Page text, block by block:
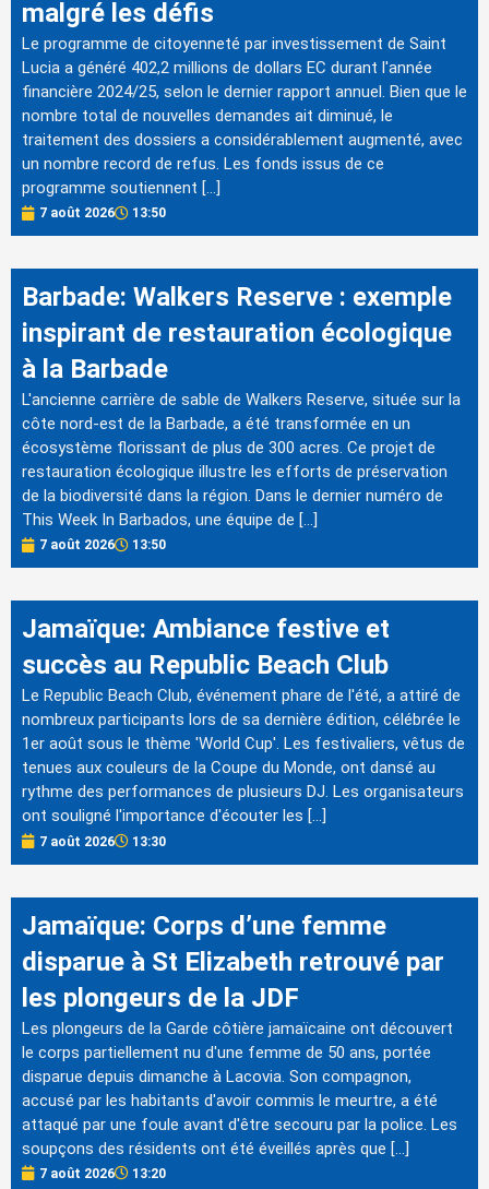
malgré les défis
Le programme de citoyenneté par investissement de Saint
Lucia a généré 402,2 millions de dollars EC durant l'année
financière 2024/25, selon le dernier rapport annuel. Bien que le
nombre total de nouvelles demandes ait diminué, le
traitement des dossiers a considérablement augmenté, avec
un nombre record de refus. Les fonds issus de ce
programme soutiennent […]
7 août 2026 13:50
Barbade: Walkers Reserve : exemple
inspirant de restauration écologique
à la Barbade
L'ancienne carrière de sable de Walkers Reserve, située sur la
côte nord-est de la Barbade, a été transformée en un
écosystème florissant de plus de 300 acres. Ce projet de
restauration écologique illustre les efforts de préservation
de la biodiversité dans la région. Dans le dernier numéro de
This Week In Barbados, une équipe de […]
7 août 2026 13:50
Jamaïque: Ambiance festive et
succès au Republic Beach Club
Le Republic Beach Club, événement phare de l'été, a attiré de
nombreux participants lors de sa dernière édition, célébrée le
1er août sous le thème 'World Cup'. Les festivaliers, vêtus de
tenues aux couleurs de la Coupe du Monde, ont dansé au
rythme des performances de plusieurs DJ. Les organisateurs
ont souligné l'importance d'écouter les […]
7 août 2026 13:30
Jamaïque: Corps d’une femme
disparue à St Elizabeth retrouvé par
les plongeurs de la JDF
Les plongeurs de la Garde côtière jamaïcaine ont découvert
le corps partiellement nu d'une femme de 50 ans, portée
disparue depuis dimanche à Lacovia. Son compagnon,
accusé par les habitants d'avoir commis le meurtre, a été
attaqué par une foule avant d'être secouru par la police. Les
soupçons des résidents ont été éveillés après que […]
7 août 2026 13:20